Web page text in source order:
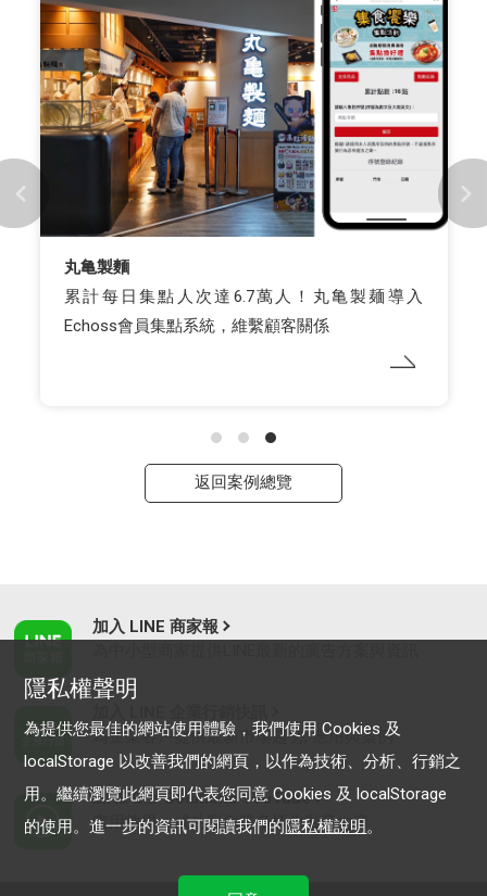
丸亀製麵
累計每日集點人次達6.7萬人！丸亀製麺導入
Echoss會員集點系統，維繫顧客關係
返回案例總覽
加入 LINE 商家報
為企業客戶提供最新市場趨勢, 應用與案例
LINE Biz-Solutions YouTube
實用教學、成功案例等多樣化影音內容
隱私權聲明
為提供您最佳的網站使用體驗，我們使用 Cookies 及
localStorage 以改善我們的網頁，以作為技術、分析、行銷之
用。繼續瀏覽此網頁即代表您同意 Cookies 及 localStorage
的使用。進一步的資訊可閱讀我們的隱私權說明。